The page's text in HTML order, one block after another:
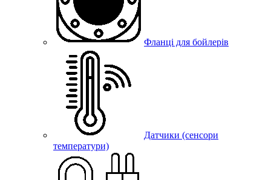
Фланці для бойлерів
Датчики (сенсори
температури)